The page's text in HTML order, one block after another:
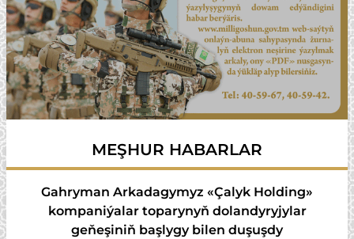
MEŞHUR HABARLAR
Gahryman Arkadagymyz «Çalyk Holding»
kompaniýalar toparynyň dolandyryjylar
geňeşiniň başlygy bilen duşuşdy